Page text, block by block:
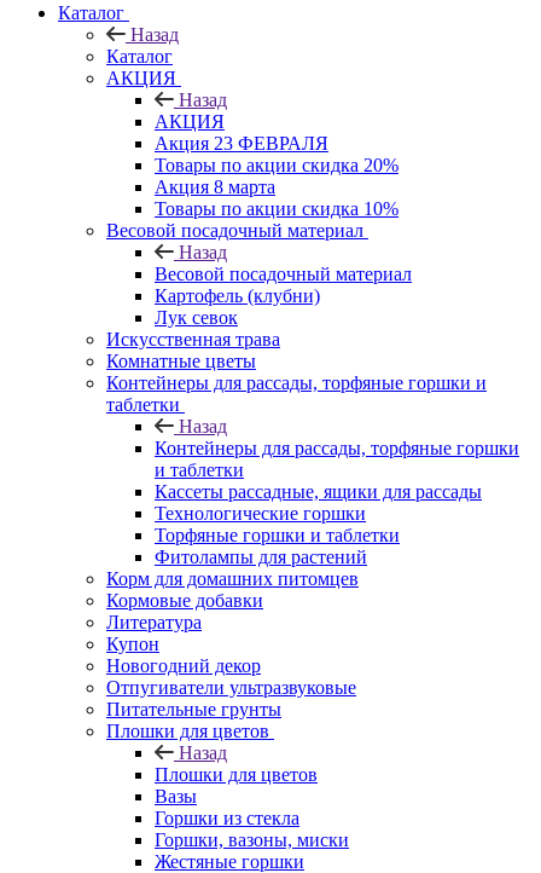
Каталог
Назад
Каталог
АКЦИЯ
Назад
АКЦИЯ
Акция 23 ФЕВРАЛЯ
Товары по акции скидка 20%
Акция 8 марта
Товары по акции скидка 10%
Весовой посадочный материал
Назад
Весовой посадочный материал
Картофель (клубни)
Лук севок
Искусственная трава
Комнатные цветы
Контейнеры для рассады, торфяные горшки и
таблетки
Назад
Контейнеры для рассады, торфяные горшки
и таблетки
Кассеты рассадные, ящики для рассады
Технологические горшки
Торфяные горшки и таблетки
Фитолампы для растений
Корм для домашних питомцев
Кормовые добавки
Литература
Купон
Новогодний декор
Отпугиватели ультразвуковые
Питательные грунты
Плошки для цветов
Назад
Плошки для цветов
Вазы
Горшки из стекла
Горшки, вазоны, миски
Жестяные горшки